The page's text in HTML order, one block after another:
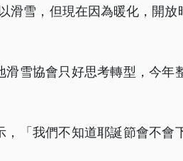
滑雪，但現在因為暖化，開放
雪協會只好思考轉型，今年
「我們不知道耶誕節會不會